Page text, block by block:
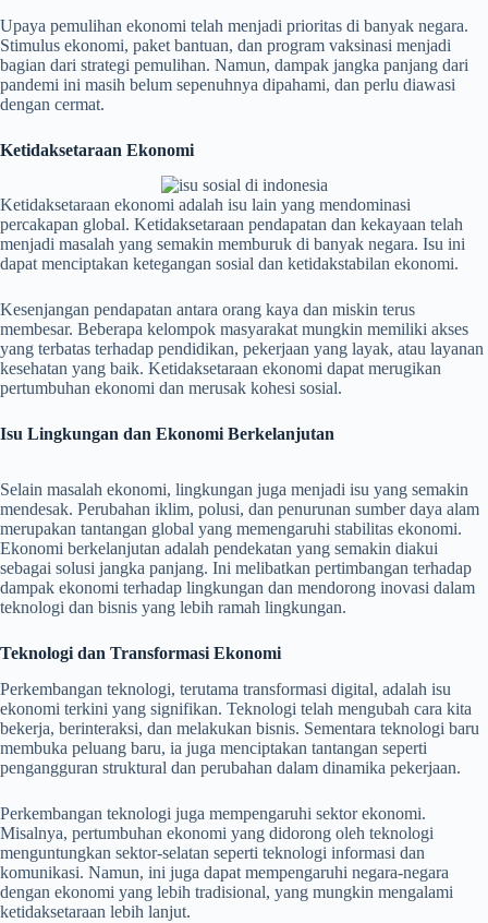
Upaya pemulihan ekonomi telah menjadi prioritas di banyak negara.
Stimulus ekonomi, paket bantuan, dan program vaksinasi menjadi
bagian dari strategi pemulihan. Namun, dampak jangka panjang dari
pandemi ini masih belum sepenuhnya dipahami, dan perlu diawasi
dengan cermat.
Ketidaksetaraan Ekonomi
Ketidaksetaraan ekonomi adalah isu lain yang mendominasi
percakapan global. Ketidaksetaraan pendapatan dan kekayaan telah
menjadi masalah yang semakin memburuk di banyak negara. Isu ini
dapat menciptakan ketegangan sosial dan ketidakstabilan ekonomi.
Kesenjangan pendapatan antara orang kaya dan miskin terus
membesar. Beberapa kelompok masyarakat mungkin memiliki akses
yang terbatas terhadap pendidikan, pekerjaan yang layak, atau layanan
kesehatan yang baik. Ketidaksetaraan ekonomi dapat merugikan
pertumbuhan ekonomi dan merusak kohesi sosial.
Isu Lingkungan dan Ekonomi Berkelanjutan
Selain masalah ekonomi, lingkungan juga menjadi isu yang semakin
mendesak. Perubahan iklim, polusi, dan penurunan sumber daya alam
merupakan tantangan global yang memengaruhi stabilitas ekonomi.
Ekonomi berkelanjutan adalah pendekatan yang semakin diakui
sebagai solusi jangka panjang. Ini melibatkan pertimbangan terhadap
dampak ekonomi terhadap lingkungan dan mendorong inovasi dalam
teknologi dan bisnis yang lebih ramah lingkungan.
Teknologi dan Transformasi Ekonomi
Perkembangan teknologi, terutama transformasi digital, adalah isu
ekonomi terkini yang signifikan. Teknologi telah mengubah cara kita
bekerja, berinteraksi, dan melakukan bisnis. Sementara teknologi baru
membuka peluang baru, ia juga menciptakan tantangan seperti
pengangguran struktural dan perubahan dalam dinamika pekerjaan.
Perkembangan teknologi juga mempengaruhi sektor ekonomi.
Misalnya, pertumbuhan ekonomi yang didorong oleh teknologi
menguntungkan sektor-selatan seperti teknologi informasi dan
komunikasi. Namun, ini juga dapat mempengaruhi negara-negara
dengan ekonomi yang lebih tradisional, yang mungkin mengalami
ketidaksetaraan lebih lanjut.